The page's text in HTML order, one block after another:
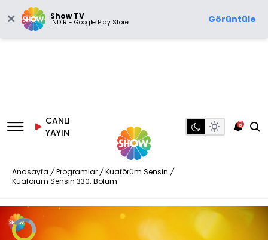
Show TV
İNDİR - Google Play Store Görüntüle
CANLI
YAYIN
9
Anasayfa / Programlar / Kuaförüm Sensin /
Kuaförüm Sensin 330. Bölüm